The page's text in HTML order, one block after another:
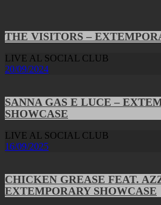
THE VISITORS –
LIVE AL SOCIAL CLUB
20/09/2024
SANNA GAS E LUCE –
SHOWCASE
LIVE AL SOCIAL CLUB
16/09/2025
CHICKEN GREASE FEAT.
EXTEMPORARY SHOWCASE